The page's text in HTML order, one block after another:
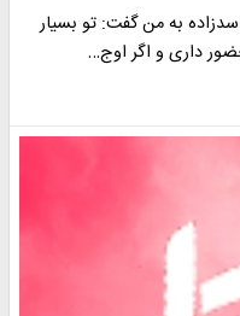
به من گفت: تو بسیار